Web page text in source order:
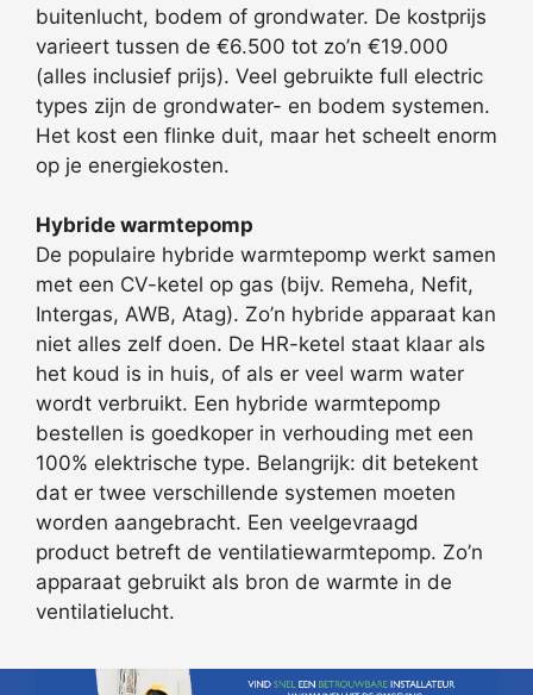
buitenlucht, bodem of grondwater. De kostprijs
varieert tussen de €6.500 tot zo’n €19.000
(alles inclusief prijs). Veel gebruikte full electric
types zijn de grondwater- en bodem systemen.
Het kost een flinke duit, maar het scheelt enorm
op je energiekosten.
Hybride warmtepomp
De populaire hybride warmtepomp werkt samen
met een CV-ketel op gas (bijv. Remeha, Nefit,
Intergas, AWB, Atag). Zo’n hybride apparaat kan
niet alles zelf doen. De HR-ketel staat klaar als
het koud is in huis, of als er veel warm water
wordt verbruikt. Een hybride warmtepomp
bestellen is goedkoper in verhouding met een
100% elektrische type. Belangrijk: dit betekent
dat er twee verschillende systemen moeten
worden aangebracht. Een veelgevraagd
product betreft de ventilatiewarmtepomp. Zo’n
apparaat gebruikt als bron de warmte in de
ventilatielucht.